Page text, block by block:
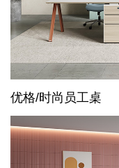
优格/时尚员工桌